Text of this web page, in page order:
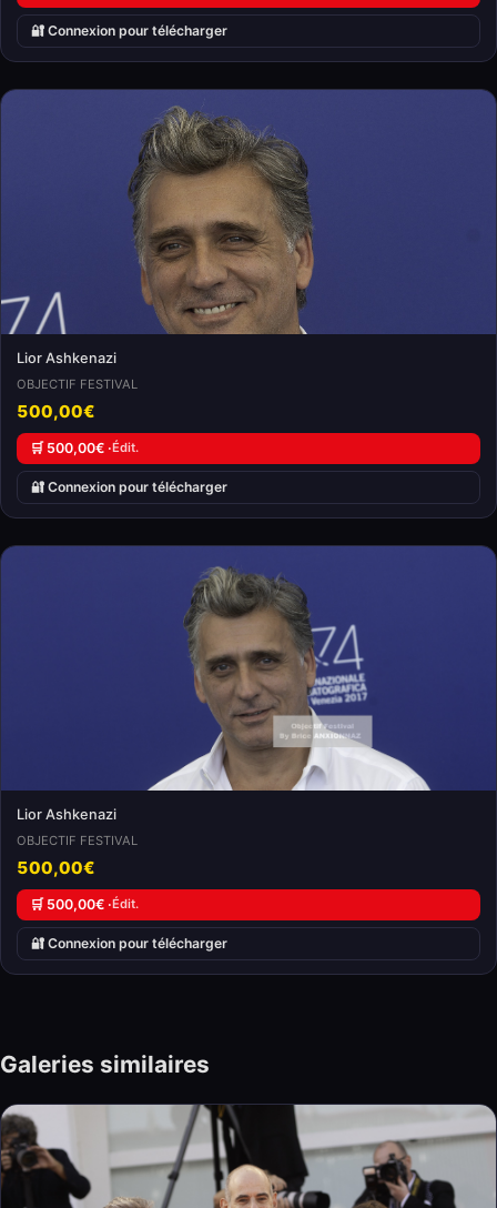
🔐 Connexion pour télécharger
Lior Ashkenazi
OBJECTIF FESTIVAL
500,00€
🛒 500,00€ ·Édit.
🔐 Connexion pour télécharger
Lior Ashkenazi
OBJECTIF FESTIVAL
500,00€
🛒 500,00€ ·Édit.
🔐 Connexion pour télécharger
Galeries similaires